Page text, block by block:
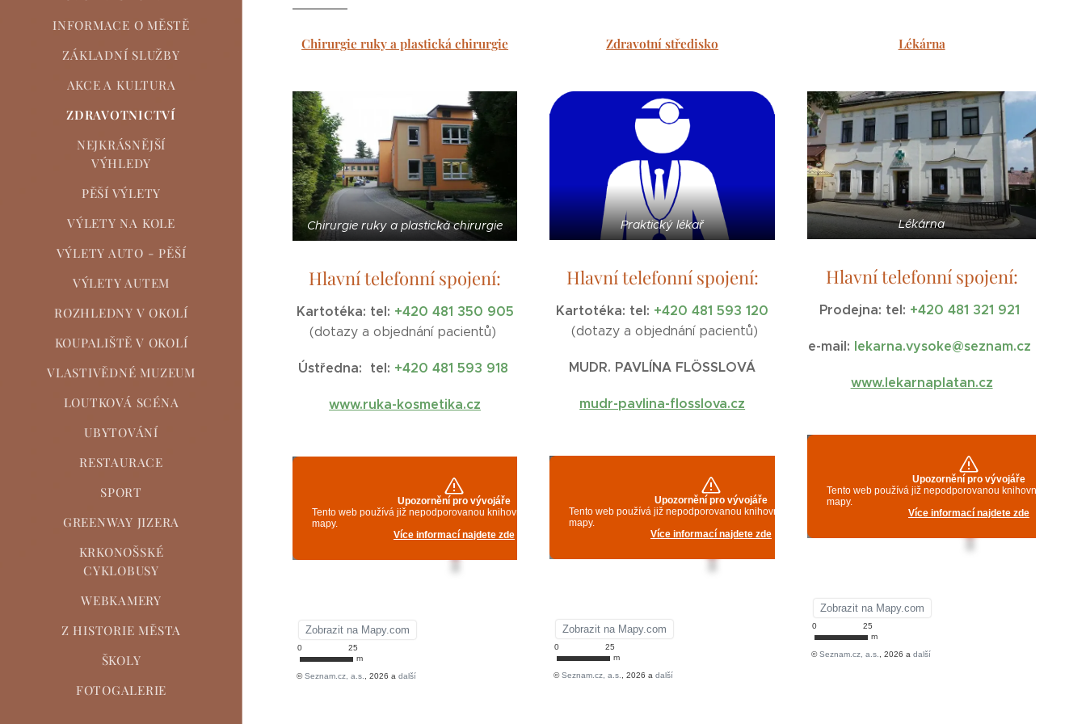
INFORMACE O MĚSTĚ
ZÁKLADNÍ SLUŽBY
AKCE A KULTURA
ZDRAVOTNICTVÍ
NEJKRÁSNĚJŠÍ
VÝHLEDY
PĚŠÍ VÝLETY
VÝLETY NA KOLE
VÝLETY AUTO - PĚŠÍ
VÝLETY AUTEM
ROZHLEDNY V OKOLÍ
KOUPALIŠTĚ V OKOLÍ
VLASTIVĚDNÉ MUZEUM
LOUTKOVÁ SCÉNA
UBYTOVÁNÍ
RESTAURACE
SPORT
GREENWAY JIZERA
KRKONOŠSKÉ
CYKLOBUSY
WEBKAMERY
Z HISTORIE MĚSTA
ŠKOLY
FOTOGALERIE
Chirurgie ruky a plastická chirurgie
Chirurgie ruky a plastická chirurgie
Hlavní telefonní spojení:
Kartotéka: tel: +420 481 350 905
(dotazy a objednání pacientů)
Ústředna: tel: +420 481 593 918
www.ruka-kosmetika.cz
Zdravotní středisko
Praktický lékař
Hlavní telefonní spojení:
Kartotéka: tel: +420 481 593 120
(dotazy a objednání pacientů)
MUDR. PAVLÍNA FLÖSSLOVÁ
mudr-pavlina-flosslova.cz
Lékárna
Lékárna
Hlavní telefonní spojení:
Prodejna: tel: +420 481 321 921
e-mail: lekarna.vysoke@seznam.cz
www.lekarnaplatan.cz